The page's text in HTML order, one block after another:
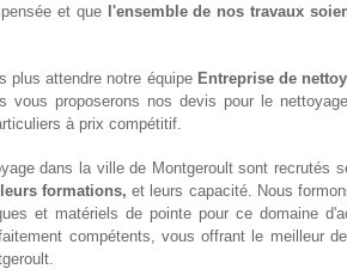
et que
l'ensemble de nos travaux
plus attendre notre équipe Entreprise de
vous proposerons nos devis pour le
à prix compétitif.
dans la ville de Montgeroult sont recrutés
formations, et leurs capacité. Nous
et matériels de pointe pour ce domaine
compétents, vous offrant le meilleur